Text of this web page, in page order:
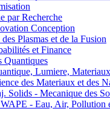
par Recherche
Conception
Plasmas et de la Fusion
et Finance
Lumiere, Materiaux
des Materiaux et des
- Mecanique des
- Eau, Air, Pollution